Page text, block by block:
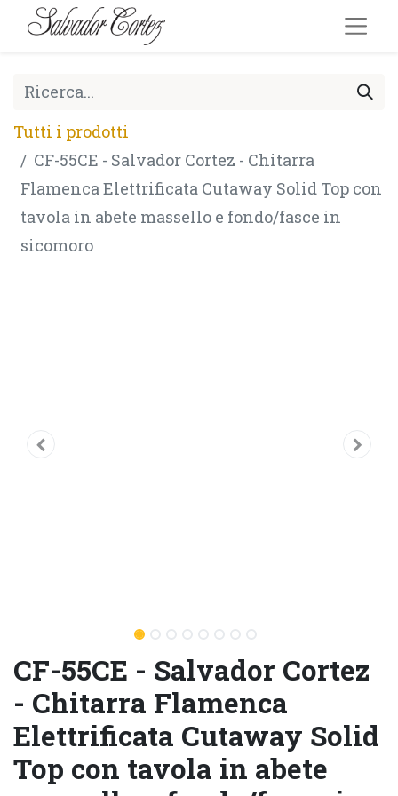
Tutti i prodotti
CF-55CE - Salvador Cortez - Chitarra
Flamenca Elettrificata Cutaway Solid Top con
tavola in abete massello e fondo/fasce in
sicomoro
CF-55CE - Salvador Cortez
- Chitarra Flamenca
Elettrificata Cutaway Solid
Top con tavola in abete